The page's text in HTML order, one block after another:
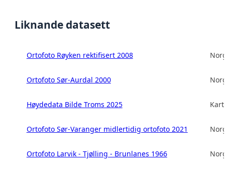
Liknande datasett
Ortofoto Røyken rektifisert 2008
Ortofoto Sør-Aurdal 2000
Høydedata Bilde Troms 2025
Ortofoto Sør-Varanger midlertidig ortofoto 2021
Ortofoto Larvik - Tjølling - Brunlanes 1966